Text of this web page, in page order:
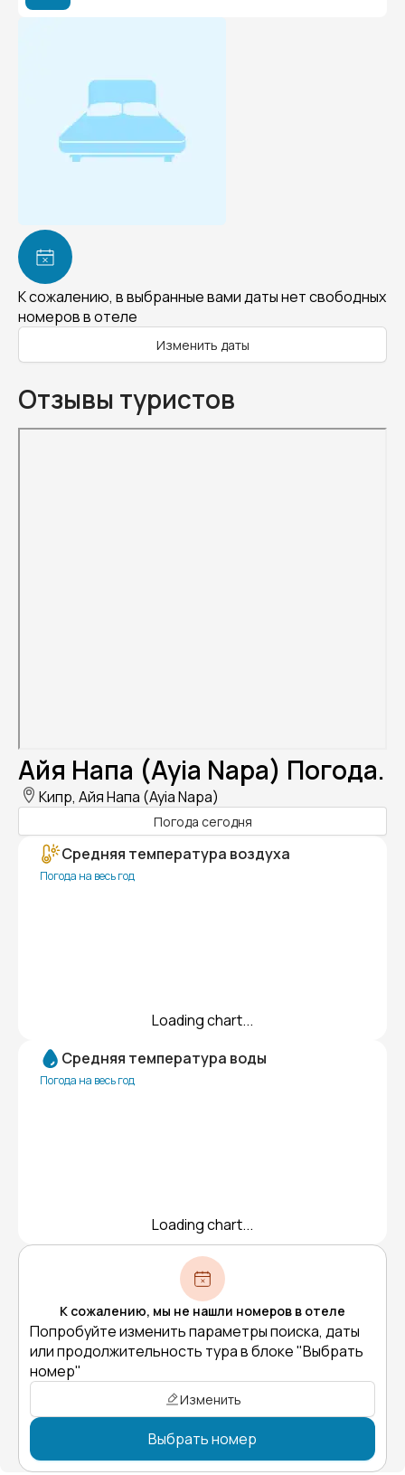
К сожалению, в выбранные вами даты нет свободных
номеров в отеле
Изменить даты
Отзывы туристов
Айя Напа (Ayia Napa) Погода.
Кипр, Айя Напа (Ayia Napa)
Погода сегодня
Средняя температура воздуха
Погода на весь год
Loading chart...
Средняя температура воды
Погода на весь год
Loading chart...
К сожалению, мы не нашли номеров в отеле
Попробуйте изменить параметры поиска, даты
или продолжительность тура в блоке "Выбрать
номер"
Изменить
Выбрать номер